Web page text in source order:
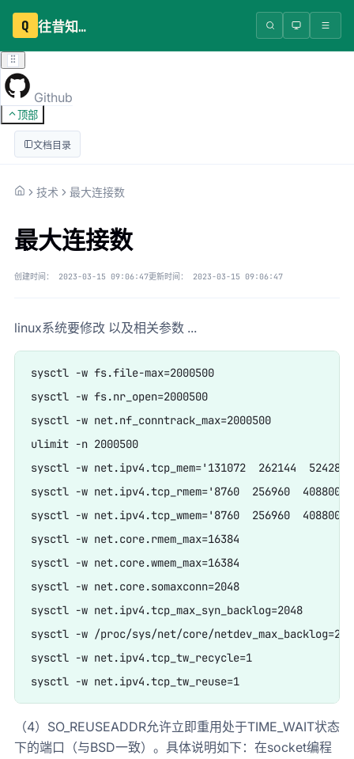
Q 往昔知识库
Github
顶部
文档目录
技术 最大连接数
最大连接数
创建时间： 2023-03-15 09:06:47更新时间： 2023-03-15 09:06:47
linux系统要修改 以及相关参数 ...
sysctl -w fs.file-max=2000500
sysctl -w fs.nr_open=2000500
sysctl -w net.nf_conntrack_max=2000500
ulimit -n 2000500
sysctl -w net.ipv4.tcp_mem='131072  262144  524288'
sysctl -w net.ipv4.tcp_rmem='8760  256960  4088000'
sysctl -w net.ipv4.tcp_wmem='8760  256960  4088000'
sysctl -w net.core.rmem_max=16384
sysctl -w net.core.wmem_max=16384
sysctl -w net.core.somaxconn=2048
sysctl -w net.ipv4.tcp_max_syn_backlog=2048
sysctl -w /proc/sys/net/core/
sysctl -w net.ipv4.tcp_tw_recycle=1
（4）SO_REUSEADDR允许立即重用处于TIME_WAIT状态
下的端口（与BSD一致）。具体说明如下：在socket编程